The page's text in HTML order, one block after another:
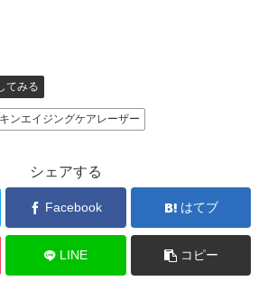
てみる
ンエイジングケアレーザー
シェアする
Facebook はてブ
LINE コピー